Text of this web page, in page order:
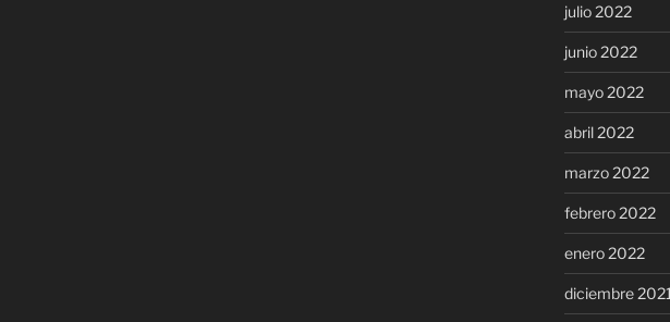
julio 2022
junio 2022
mayo 2022
abril 2022
marzo 2022
febrero 2022
enero 2022
diciembre